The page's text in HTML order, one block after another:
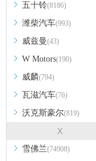
五十铃(8186)
潍柴汽车(993)
威兹曼(43)
W Motors(190)
威麟(794)
瓦滋汽车(76)
沃克斯豪尔(819)
X
雪佛兰(74908)